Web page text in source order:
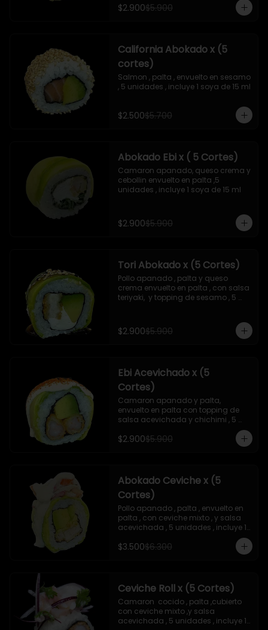
$2.900$5.900
California Abokado x (5
cortes)
Salmon , palta , envuelto en sesamo
, 5 unidades , incluye 1 soya de 15 ml
$2.500$5.700
Abokado Ebi x ( 5 Cortes)
Camaron apanado, queso crema y
cebollin envuelto en palta ,5
unidades , incluye 1 soya de 15 ml
$2.900$5.900
Tori Abokado x (5 Cortes)
Pollo apanado , palta y queso
crema envuelto en palta , con salsa
teriyaki,  y topping de sesamo , 5
$2.900$5.900
Ebi Acevichado x (5
Cortes)
Camaron apanado y palta,
envuelto en palta con topping de
salsa acevichada y chichimi , 5
unidades , incluye 1 soya de 15 ml
$2.900$5.900
Abokado Ceviche x (5
Cortes)
Pollo apanado , palta , envuelto en
palta , con ceviche mixto , y salsa
acevichada , 5 unidades , incluye 1
$3.500$6.300
Ceviche Roll x (5 Cortes)
Camaron  cocido , palta ,cubierto
con ceviche mixto ,y salsa
acevichada , 5 unidades , incluye 1